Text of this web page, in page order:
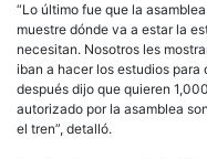
“Lo último fue que la
muestre dónde va a estar la
necesitan. Nosotros les
iban a hacer los estudios para
después dijo que quieren
autorizado por la asamblea
el tren”, detalló.